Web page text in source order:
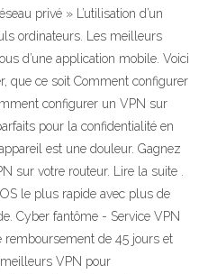
privé » L’utilisation d’un
ordinateurs. Les meilleurs
d’une application mobile. Voici
que ce soit Comment configurer
configurer un VPN sur
pour la confidentialité en
est une douleur. Gagnez
sur votre routeur. Lire la suite .
le plus rapide avec plus de
Cyber fantôme - Service VPN
remboursement de 45 jours et
VPN pour